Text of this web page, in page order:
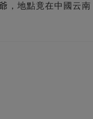
，地點竟在中國云